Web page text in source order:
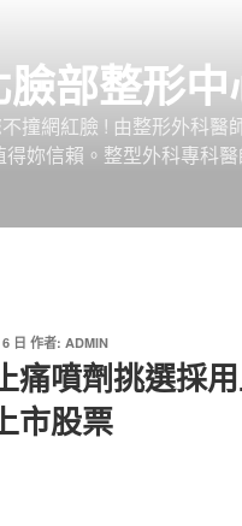
臉部整形
撞網紅臉 ! 由整形外科
得妳信賴。整型外科專科
日 作者: ADMIN
痛噴劑挑選採
市股票